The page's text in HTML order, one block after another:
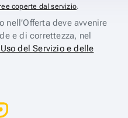
coperte dal servizio.
nell’Offerta deve avvenire
e di correttezza, nel
del Servizio e delle